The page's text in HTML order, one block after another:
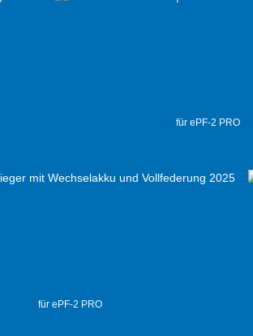
für ePF-2 PRO
für ePF-2 PRO